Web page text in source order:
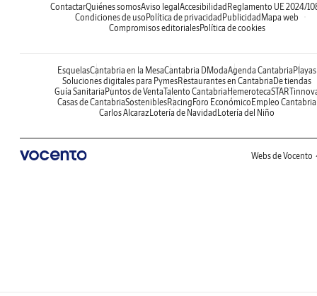
ContactarQuiénes somosAviso legalAccesibilidadReglamento UE 2024/
Condiciones de usoPolítica de privacidadPublicidadMapa web
Compromisos editorialesPolítica de cookies
EsquelasCantabria en la MesaCantabria DModaAgenda CantabriaPlayas
Soluciones digitales para PymesRestaurantes en CantabriaDe tiendas
Guía SanitariaPuntos de VentaTalento CantabriaHemeroteca
Casas de CantabriaSosteniblesRacingForo EconómicoEmpleo Cantabria
Carlos AlcarazLotería de NavidadLotería del Niño
Webs de Vocento